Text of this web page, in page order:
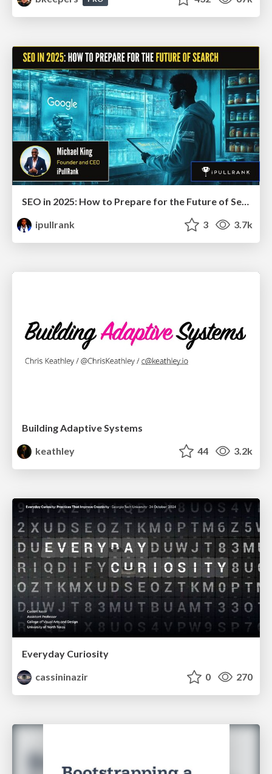
SEO in 2025: How to Prepare for the Future of Search
ipullrank
3 3.7k
Building Adaptive Systems
keathley
44 3.2k
Everyday Curiosity
cassininazir
0 270